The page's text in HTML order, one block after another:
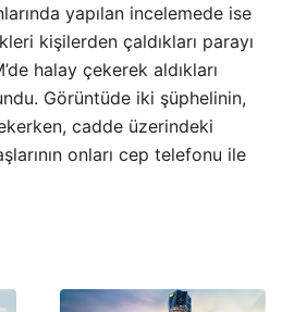
yapılan incelemede ise
kişilerden çaldıkları parayı
halay çekerek aldıkları
Görüntüde iki şüphelinin,
cadde üzerindeki
onları cep telefonu ile